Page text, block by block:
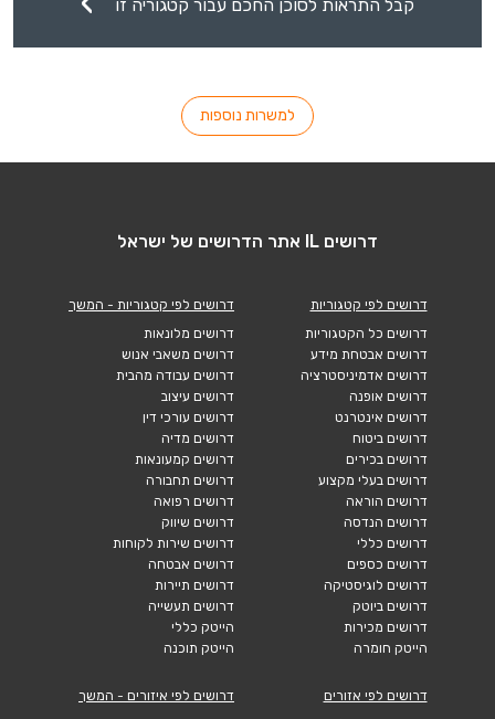
קבל התראות לסוכן החכם עבור קטגוריה זו
למשרות נוספות
דרושים IL אתר הדרושים של ישראל
דרושים לפי קטגוריות
דרושים כל הקטגוריות
דרושים אבטחת מידע
דרושים אדמיניסטרציה
דרושים אופנה
דרושים אינטרנט
דרושים ביטוח
דרושים בכירים
דרושים בעלי מקצוע
דרושים הוראה
דרושים הנדסה
דרושים כללי
דרושים כספים
דרושים לוגיסטיקה
דרושים ביוטק
דרושים מכירות
הייטק חומרה
דרושים לפי קטגוריות - המשך
דרושים מלונאות
דרושים משאבי אנוש
דרושים עבודה מהבית
דרושים עיצוב
דרושים עורכי דין
דרושים מדיה
דרושים קמעונאות
דרושים תחבורה
דרושים רפואה
דרושים שיווק
דרושים שירות לקוחות
דרושים אבטחה
דרושים תיירות
דרושים תעשייה
הייטק כללי
הייטק תוכנה
דרושים לפי אזורים
דרושים לפי איזורים - המשך